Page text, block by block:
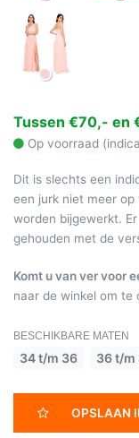
Tussen €70,- en
Op voorraad
Dit is slechts een
een jurk niet meer
worden bijgewerkt.
gehouden met de
Komt u van ver voor
naar de winkel om te
BESCHIKBARE MATEN
34 t/m 36 36 t/m
OPSLAAN